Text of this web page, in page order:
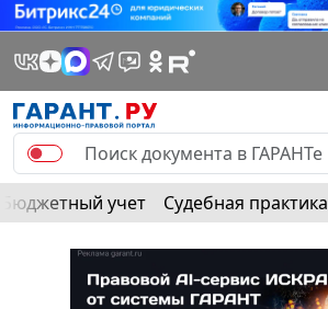
Бюджетный учет Судебная практика